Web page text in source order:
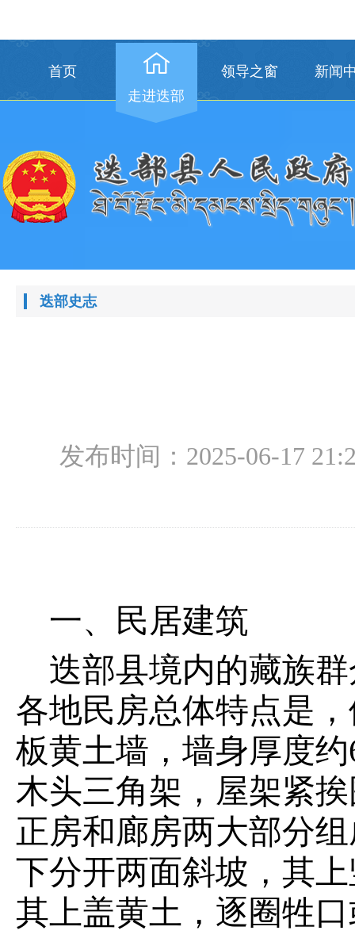
首页
走进迭部
领导之窗 新闻
迭部史志
发布时间：2025-06-17
一、民居建筑
迭部县境内的藏族
各地民房总体特点是
板黄土墙，墙身厚度
木头三角架，屋架紧
正房和廊房两大部分
下分开两面斜坡，其
其上盖黄土，逐圈牲